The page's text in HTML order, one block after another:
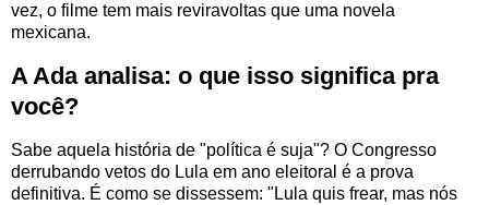
vez, o filme tem mais reviravoltas que uma novela
mexicana.
A Ada analisa: o que isso significa pra
você?
Sabe aquela história de "política é suja"? O Congresso
derrubando vetos do Lula em ano eleitoral é a prova
definitiva. É como se dissessem: "Lula quis frear, mas nós